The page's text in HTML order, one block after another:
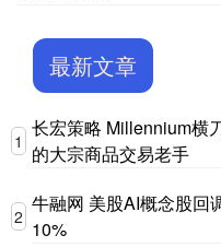
最新文章
1
长宏策略 Millennium横
的大宗商品交易老手
2
牛融网 美股AI概念股回
10%